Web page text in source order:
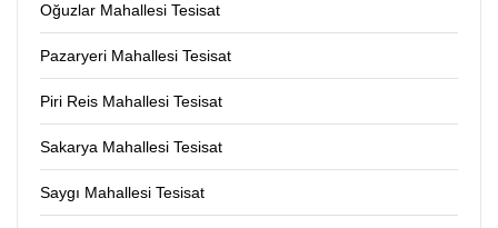
Oğuzlar Mahallesi Tesisat
Pazaryeri Mahallesi Tesisat
Piri Reis Mahallesi Tesisat
Sakarya Mahallesi Tesisat
Saygı Mahallesi Tesisat